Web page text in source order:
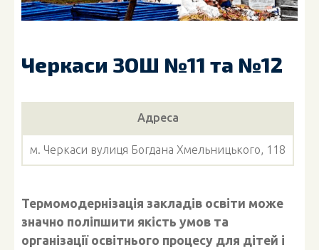
Черкаси ЗОШ №11 та №12
Адреса
м. Черкаси вулиця Богдана Хмельницького, 118
Термомодернізація закладів освіти може
значно поліпшити якість умов та
організації освітнього процесу для дітей і